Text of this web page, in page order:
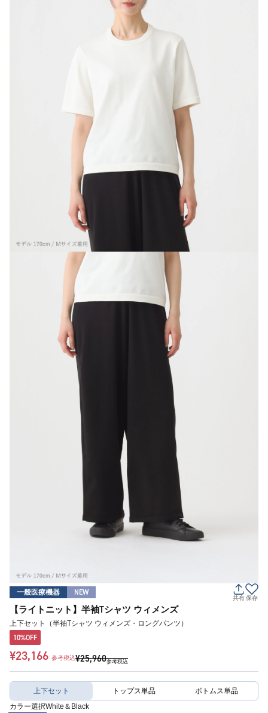
一般医療機器 NEW
共有保存
【ライトニット】半袖Tシャツ ウィメンズ
上下セット（半袖Tシャツ ウィメンズ・ロングパンツ）
10%OFF
¥23,166 参考税込¥25,960参考税込
上下セット トップス単品 ボトムス単品
カラー選択White＆Black